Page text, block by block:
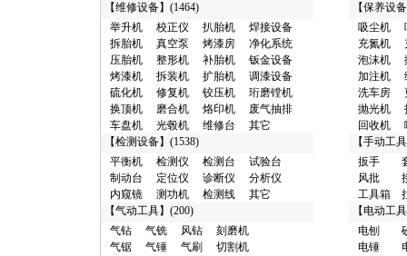
【维修设备】(1464)
举升机
校正仪 扒胎机
焊接设备
拆胎机
真空泵 烤漆房
净化系统
压胎机
整形机 补胎机
钣金设备
烤漆机
拆装机 扩胎机
调漆设备
硫化机
修复机 铰压机
珩磨镗机
换顶机
磨合机 烙印机
废气抽排
车盘机
光毂机 维修台
其它
【检测设备】(1538)
平衡机
检测仪 检测台
试验台
制动台
定位仪 诊断仪
分析仪
内窥镜
测功机 检测线
其它
【气动工具】(200)
气钻
气铣 风钻
刻磨机
气锯
气锤 气刷
切割机
【保养设备
吸尘机
充氮机
泡沫机
加注机
洗车房
抛光机
回收机
【手动工具
扳手
风批
工具箱
【电动工具
电刨
电锤